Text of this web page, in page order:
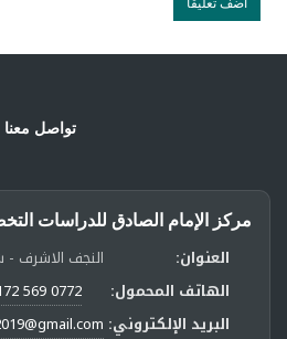
تواصل معنا
مركز الإمام الصادق للدراسات
العنوان:
النجف الاشرف -
الهاتف المحمول:
0772 569 7172
البريد الإلكتروني: